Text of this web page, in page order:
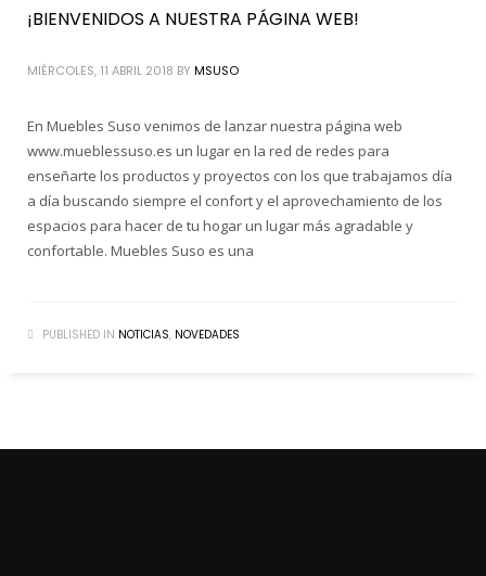
¡BIENVENIDOS A NUESTRA PÁGINA WEB!
MIÉRCOLES, 11 ABRIL 2018 BY MSUSO
En Muebles Suso venimos de lanzar nuestra página web
www.mueblessuso.es un lugar en la red de redes para
enseñarte los productos y proyectos con los que trabajamos día
a día buscando siempre el confort y el aprovechamiento de los
espacios para hacer de tu hogar un lugar más agradable y
confortable. Muebles Suso es una
PUBLISHED IN NOTICIAS, NOVEDADES